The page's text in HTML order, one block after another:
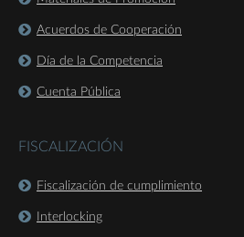
Acuerdos de Cooperación
Día de la Competencia
Cuenta Pública
FISCALIZACIÓN
Fiscalización de cumplimiento
Interlocking